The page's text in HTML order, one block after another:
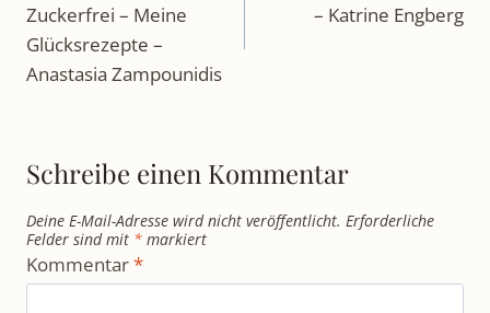
Zuckerfrei – Meine
Glücksrezepte –
Anastasia Zampounidis
– Katrine Engberg
Schreibe einen Kommentar
Deine E-Mail-Adresse wird nicht veröffentlicht. Erforderliche
Felder sind mit * markiert
Kommentar*